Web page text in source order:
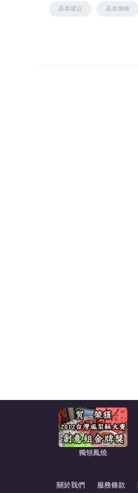
基泰建設 基泰御峰
獨領鳳燒
關於我們 服務條款